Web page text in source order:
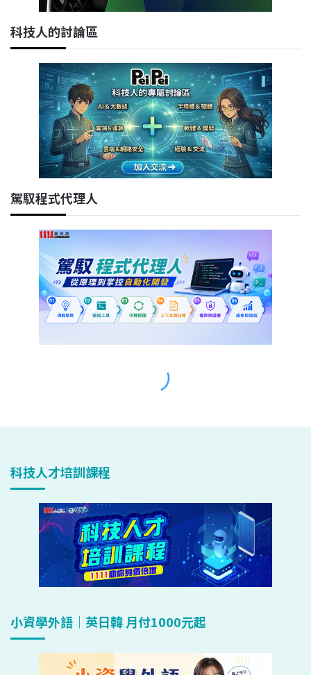
科技人才培訓課程
小資學外語｜英日韓 月付1000元起